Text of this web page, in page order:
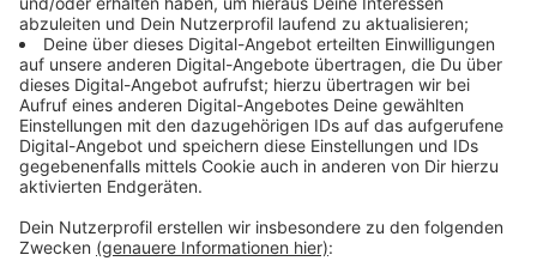
Ehrenämter informieren. Vielleicht können wir sogar
den Einen oder Anderen dazu motivieren, ein neues
Ehrenamt anzufangen. Wenn nicht, hoffen wir, dass für
alle Anderen dieser Podcast eine kleine Abwechslung
sein kann."
Den Link zum Podcast finden Sie hier.
Anzeige